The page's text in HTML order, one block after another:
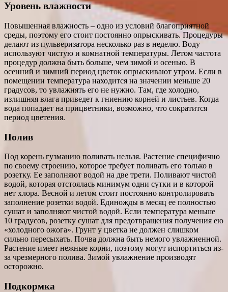
Уровень влажности
Повышенная влажность – одно из условий благоприятной
среды, поэтому его стоит постоянно опрыскивать. Процедуры
делают из пульверизатора несколько раз в неделю. Воду
используют чистую и комнатной температуры. Летом частота
процедур должна быть больше, чем зимой и осенью. В
осенний и зимний период цветок опрыскивают утром. Если в
помещении температура находится на значении меньше 20
градусов, то увлажнять его не нужно. Там, где холодно,
излишняя влага приведет к гниению корней и листьев. Когда
вода попадает на прицветники, возможно, что сократится
период цветения.
Полив
Под корень гузманию поливать нельзя. Растение специфично
по своему строению, которое требует поливать его только в
розетку. Ее заполняют водой на две трети. Поливают чистой
водой, которая отстоялась минимум одни сутки и в которой
нет хлора. Весной и летом стоит постоянно контролировать
заполнение розетки водой. Единожды в месяц ее полностью
сушат и заполняют чистой водой. Если температура меньше
10 градусов, розетку сушат для предотвращения получения ею
«холодного ожога». Грунт у цветка не должен слишком
сильно пересыхать. Почва должна быть немого увлажненной.
Растение имеет нежные корни, поэтому могут испортиться из-
за чрезмерного полива. Зимой увлажнение производят
осторожно.
Подкормка